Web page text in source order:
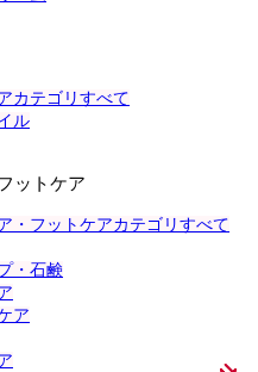
カテゴリすべて
ル
ットケア
・フットケアカテゴリすべて
・石鹸
ア